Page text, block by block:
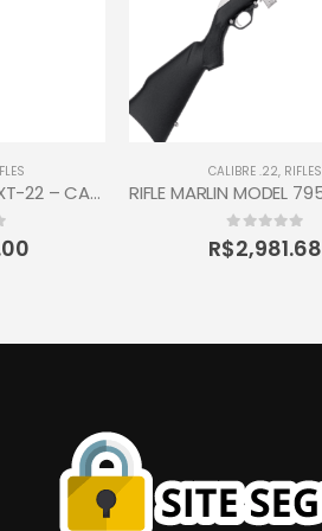
RIFLE MARLIN MODEL XT-22 – CALIBRE 22 LR
CALIBRE .22, RIFLES
0 out of 5
R$2,981.68